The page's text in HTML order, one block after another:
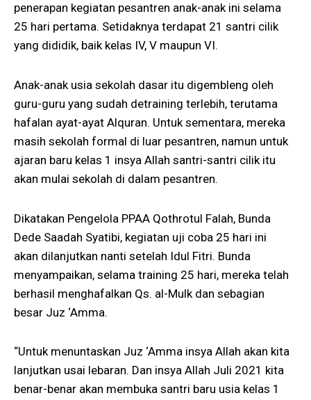
penerapan kegiatan pesantren anak-anak ini selama
25 hari pertama. Setidaknya terdapat 21 santri cilik
yang dididik, baik kelas IV, V maupun VI.
Anak-anak usia sekolah dasar itu digembleng oleh
guru-guru yang sudah detraining terlebih, terutama
hafalan ayat-ayat Alquran. Untuk sementara, mereka
masih sekolah formal di luar pesantren, namun untuk
ajaran baru kelas 1 insya Allah santri-santri cilik itu
akan mulai sekolah di dalam pesantren.
Dikatakan Pengelola PPAA Qothrotul Falah, Bunda
Dede Saadah Syatibi, kegiatan uji coba 25 hari ini
akan dilanjutkan nanti setelah Idul Fitri. Bunda
menyampaikan, selama training 25 hari, mereka telah
berhasil menghafalkan Qs. al-Mulk dan sebagian
besar Juz ‘Amma.
“Untuk menuntaskan Juz ‘Amma insya Allah akan kita
lanjutkan usai lebaran. Dan insya Allah Juli 2021 kita
benar-benar akan membuka santri baru usia kelas 1